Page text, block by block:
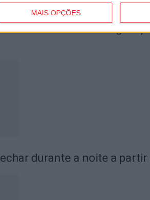
MAIS OPÇÕES
com novas regras
durante a noite a